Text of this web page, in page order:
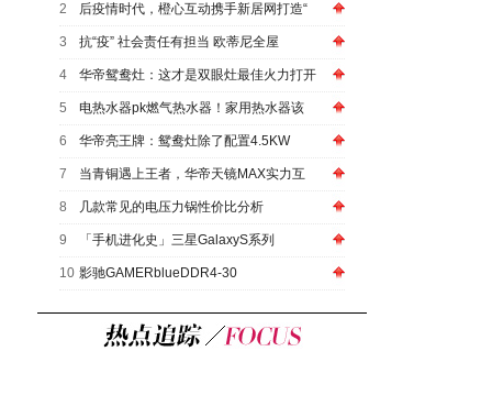
2 后疫情时代，橙心互动携手新居网打造“
3 抗“疫” 社会责任有担当 欧蒂尼全屋
4 华帝鸳鸯灶：这才是双眼灶最佳火力打开
5 电热水器pk燃气热水器！家用热水器该
6 华帝亮王牌：鸳鸯灶除了配置4.5KW
7 当青铜遇上王者，华帝天镜MAX实力互
8 几款常见的电压力锅性价比分析
9 「手机进化史」三星GalaxyS系列
10 影驰GAMERblueDDR4-30